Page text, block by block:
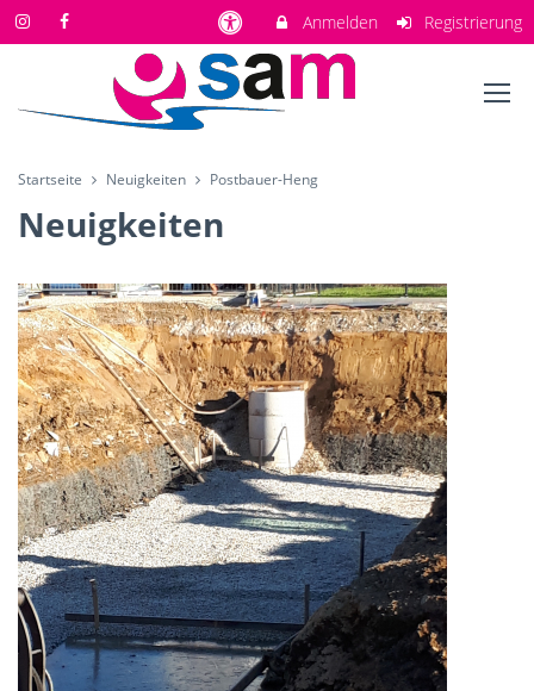
Anmelden Registrierung
Startseite Neuigkeiten Postbauer-Heng
Neuigkeiten